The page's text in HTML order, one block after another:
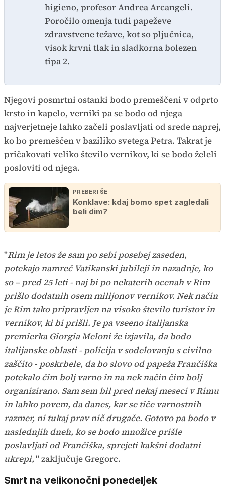
higieno, profesor Andrea Arcangeli.
Poročilo omenja tudi papeževe
zdravstvene težave, kot so pljučnica,
visok krvni tlak in sladkorna bolezen
tipa 2.
Njegovi posmrtni ostanki bodo premeščeni v odprto
krsto in kapelo, verniki pa se bodo od njega
najverjetneje lahko začeli poslavljati od srede naprej,
ko bo premeščen v baziliko svetega Petra. Takrat je
pričakovati veliko število vernikov, ki se bodo želeli
posloviti od njega.
PREBERI ŠE
Konklave: kdaj bomo spet zagledali
beli dim?
"Rim je letos že sam po sebi posebej zaseden,
potekajo namreč Vatikanski jubileji in nazadnje, ko
so – pred 25 leti - naj bi po nekaterih ocenah v Rim
prišlo dodatnih osem milijonov vernikov. Nek način
je Rim tako pripravljen na visoko število turistov in
vernikov, ki bi prišli. Je pa vseeno italijanska
premierka Giorgia Meloni že izjavila, da bodo
italijanske oblasti - policija v sodelovanju s civilno
zaščito - poskrbele, da bo slovo od papeža Frančiška
potekalo čim bolj varno in na nek način čim bolj
organizirano. Sam sem bil pred nekaj meseci v Rimu
in lahko povem, da danes, kar se tiče varnostnih
razmer, ni tukaj prav nič drugače. Gotovo pa bodo v
naslednjih dneh, ko se bodo množice prišle
poslavljati od Frančiška, sprejeti kakšni dodatni
ukrepi," zaključuje Gregorc.
Smrt na velikonočni ponedeljek